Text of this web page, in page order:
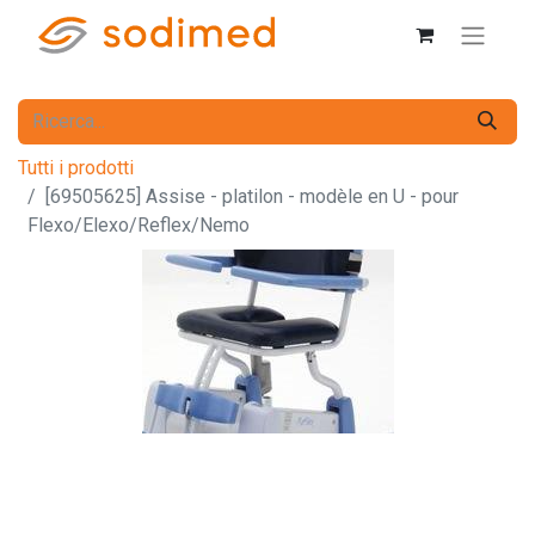
Tutti i prodotti
[69505625] Assise - platilon - modèle en U - pour
Flexo/Elexo/Reflex/Nemo